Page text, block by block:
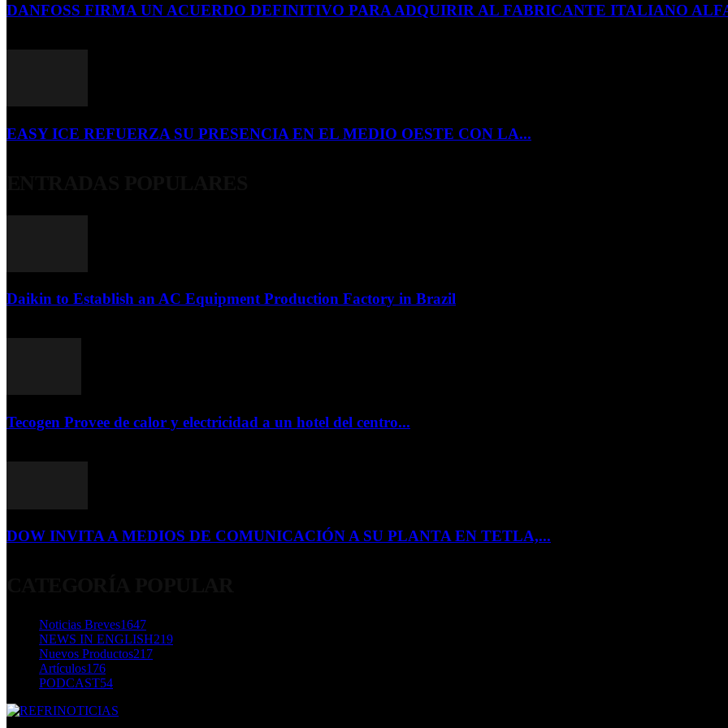
DANFOSS FIRMA UN ACUERDO DEFINITIVO PARA ADQUIRIR AL FABRICANTE ITALIANO
EASY ICE REFUERZA SU PRESENCIA EN EL MEDIO OESTE CON LA...
Daikin to Establish an AC Equipment Production Factory in Brazil
Tecogen Provee de calor y electricidad a un hotel del centro...
DOW INVITA A MEDIOS DE COMUNICACIÓN A SU PLANTA EN TETLA,...
Noticias Breves1647
NEWS IN ENGLISH219
Nuevos Productos217
Artículos176
PODCAST54